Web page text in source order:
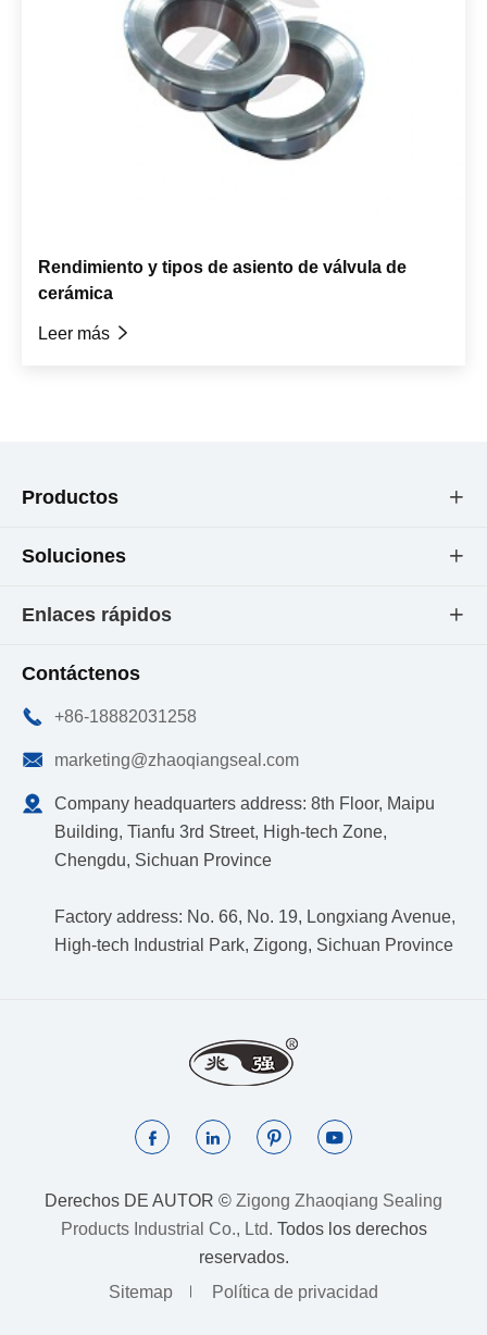
Rendimiento y tipos de asiento de válvula de
cerámica
Leer más 
Productos 
Soluciones 
Enlaces rápidos 
Contáctenos
 +86-18882031258
 marketing@zhaoqiangseal.com

Company headquarters address: 8th Floor, Maipu
Building, Tianfu 3rd Street, High-tech Zone,
Chengdu, Sichuan Province
Factory address: No. 66, No. 19, Longxiang Avenue,
High-tech Industrial Park, Zigong, Sichuan Province
   
Derechos DE AUTOR © Zigong Zhaoqiang Sealing
Products Industrial Co., Ltd. Todos los derechos
reservados.
Sitemap
Política de privacidad